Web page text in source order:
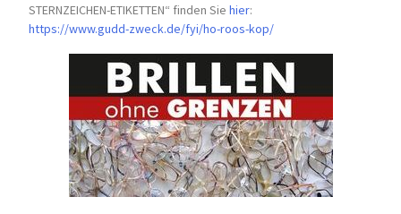
STERNZEICHEN-ETIKETTEN“ finden Siehier:
https://www.gudd-zweck.de/fyi/ho-roos-kop/